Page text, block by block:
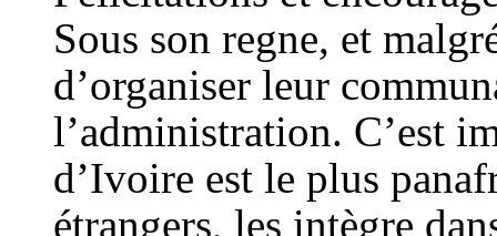
Sous son regne, et
d’organiser leur
l’administration. C’est
d’Ivoire est le plus
étrangers, les intègre